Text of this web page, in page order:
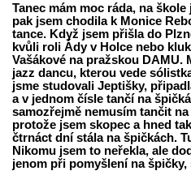
Tanec mám moc ráda, na
pak jsem chodila k Monice
tance. Když jsem přišla do
kvůli roli Ády v Holce nebo
Vašákové na pražskou DAMU.
jazz dancu, kterou vede
jsme studovali Jeptišky,
a v jednom čísle tančí na
samozřejmě nemusím tančit
protože jsem skopec a hned
čtrnáct dní stála na špičkách.
Nikomu jsem to neřekla, ale
jenom při pomyšlení na špičky,